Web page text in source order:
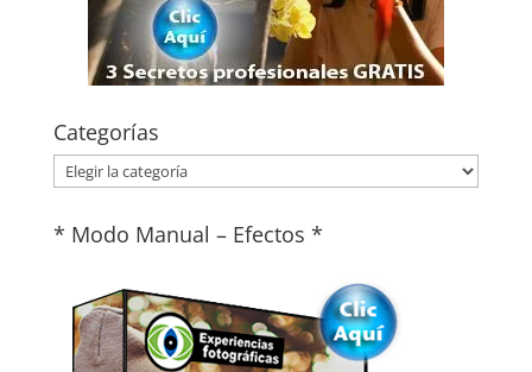
Categorías
Categorías
* Modo Manual – Efectos *